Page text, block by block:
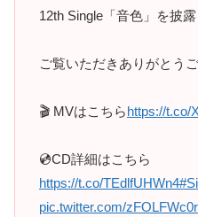
12th Single「音色」を披
ご覧いただきありがとう
🎬 MVはこちらhttps://t.co/
💿CD詳細はこちら
https://t.co/TEdlfUHWn4
pic.twitter.com/